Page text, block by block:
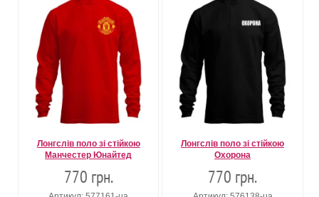
Лонгслів поло зі стійкою
Манчестер Юнайтед
770 грн.
Лонгслів поло зі стійкою
Охорона
770 грн.